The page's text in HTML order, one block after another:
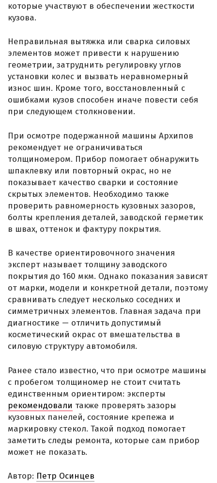
которые участвуют в обеспечении жесткости
кузова.
Неправильная вытяжка или сварка силовых
элементов может привести к нарушению
геометрии, затруднить регулировку углов
установки колес и вызвать неравномерный
износ шин. Кроме того, восстановленный с
ошибками кузов способен иначе повести себя
при следующем столкновении.
При осмотре подержанной машины Архипов
рекомендует не ограничиваться
толщиномером. Прибор помогает обнаружить
шпаклевку или повторный окрас, но не
показывает качество сварки и состояние
скрытых элементов. Необходимо также
проверить равномерность кузовных зазоров,
болты крепления деталей, заводской герметик
в швах, оттенок и фактуру покрытия.
В качестве ориентировочного значения
эксперт называет толщину заводского
покрытия до 160 мкм. Однако показания зависят
от марки, модели и конкретной детали, поэтому
сравнивать следует несколько соседних и
симметричных элементов. Главная задача при
диагностике — отличить допустимый
косметический окрас от вмешательства в
силовую структуру автомобиля.
Ранее стало известно, что при осмотре машины
с пробегом толщиномер не стоит считать
единственным ориентиром: эксперты
рекомендовали также проверять зазоры
кузовных панелей, состояние крепежа и
маркировку стекол. Такой подход помогает
заметить следы ремонта, которые сам прибор
может не показать.
Автор: Петр Осинцев